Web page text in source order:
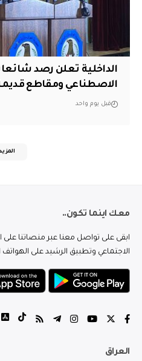
الداخلية تعلن رصد
الاصطناعي ومقاطع
قبل يوم واحد
معك اينما تكون..
ابقى على تواصل معنا عبر منصاتنا على
الاجتماعي وتطبيق الرشيد على الهواتف
العراق